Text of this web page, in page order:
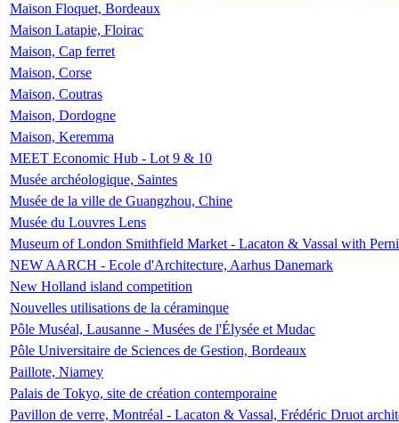
Maison Floquet, Bordeaux
Maison Latapie, Floirac
Maison, Cap ferret
Maison, Corse
Maison, Coutras
Maison, Dordogne
Maison, Keremma
MEET Economic Hub - Lot 9 & 10
Musée archéologique, Saintes
Musée de la ville de Guangzhou, Chine
Musée du Louvres Lens
Museum of London Smithfield Market - Lacaton & Vassal with
NEW AARCH - Ecole d'Architecture, Aarhus Danemark
New Holland island competition
Nouvelles utilisations de la céraminque
Pôle Muséal, Lausanne - Musées de l'Élysée et Mudac
Pôle Universitaire de Sciences de Gestion, Bordeaux
Paillote, Niamey
Palais de Tokyo, site de création contemporaine
Pavillon de verre, Montréal - Lacaton & Vassal, Frédéric Druot